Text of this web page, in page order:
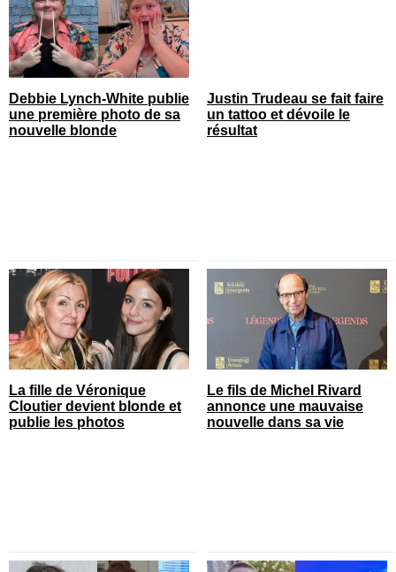
Debbie Lynch-White publie
une première photo de sa
nouvelle blonde
Justin Trudeau se fait faire
un tattoo et dévoile le
résultat
La fille de Véronique
Cloutier devient blonde et
publie les photos
Le fils de Michel Rivard
annonce une mauvaise
nouvelle dans sa vie